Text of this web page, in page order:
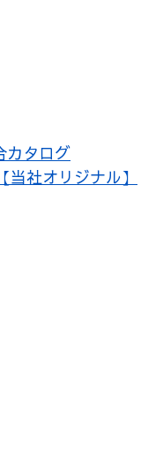
カタログ
当社オリジナル】